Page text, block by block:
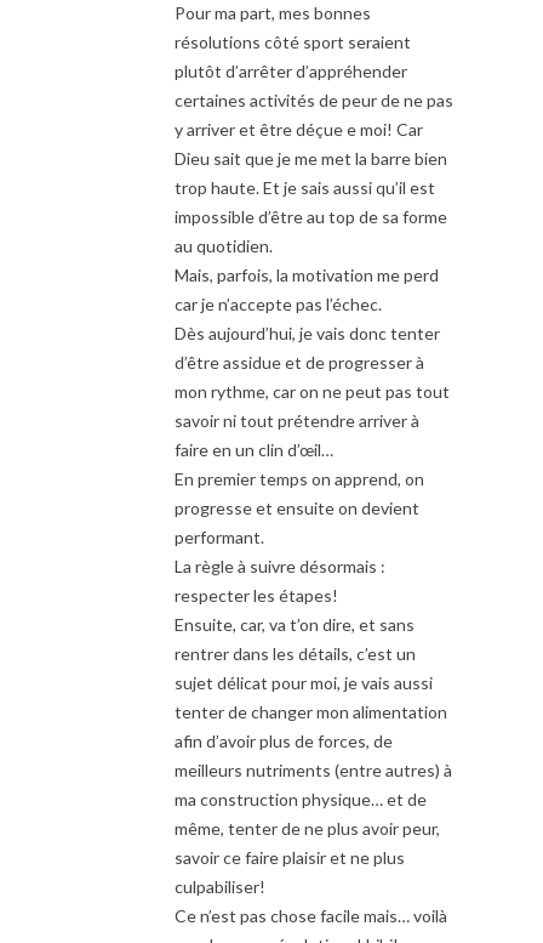
Pour ma part, mes bonnes
résolutions côté sport seraient
plutôt d’arrêter d’appréhender
certaines activités de peur de ne pas
y arriver et être déçue e moi! Car
Dieu sait que je me met la barre bien
trop haute. Et je sais aussi qu’il est
impossible d’être au top de sa forme
au quotidien.
Mais, parfois, la motivation me perd
car je n’accepte pas l’échec.
Dès aujourd’hui, je vais donc tenter
d’être assidue et de progresser à
mon rythme, car on ne peut pas tout
savoir ni tout prétendre arriver à
faire en un clin d’œil…
En premier temps on apprend, on
progresse et ensuite on devient
performant.
La règle à suivre désormais :
respecter les étapes!
Ensuite, car, va t’on dire, et sans
rentrer dans les détails, c’est un
sujet délicat pour moi, je vais aussi
tenter de changer mon alimentation
afin d’avoir plus de forces, de
meilleurs nutriments (entre autres) à
ma construction physique… et de
même, tenter de ne plus avoir peur,
savoir ce faire plaisir et ne plus
culpabiliser!
Ce n’est pas chose facile mais… voilà